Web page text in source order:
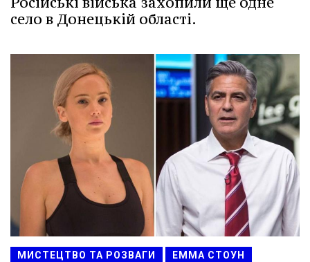
село в Донецькій області.
МИСТЕЦТВО ТА РОЗВАГИ ЕММА СТОУН